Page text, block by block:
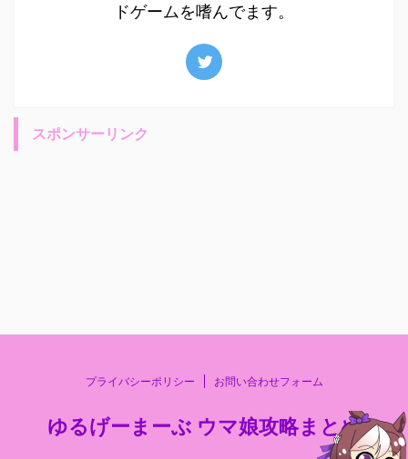
ドゲームを嗜んでます。
スポンサーリンク
プライバシーポリシー お問い合わせフォーム
ゆるげーまーぶ ウマ娘攻略まとめ